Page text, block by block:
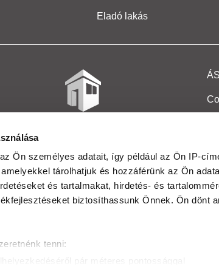
Ön személyes adatait, így például az Ön IP-
tárolhatjuk és hozzáférünk az Ön
és tartalmakat, hirdetés- és
biztosíthassunk Önnek. Ön dönt
tenni:
Eladó lakás